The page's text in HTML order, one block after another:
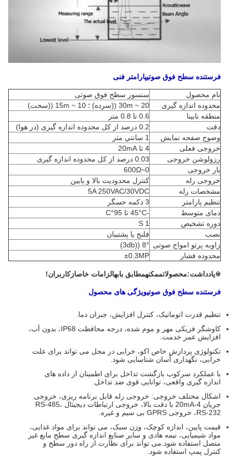
فرستنده سطح فوق صوتیپارامتر فنی
نام محصول
سنسور سطح فوق صوتی
محدوده اندازه گیری
20 ~ 30m ((سرده) ؛ 10 ~ 15m ((سخت)
منطقه نابینا
0.6 تا 0.8 متر
دقت
0.2 درصد از کل محدوده اندازه گیری (در هوا)
وضوح صفحه نمایش
خروجی فعلی
4 تا 20mA
رزولوشن خروجی
0.03 درصد از کل محدوده اندازه گیری
بار خروجی
0~600Ω
خروجی رله
کنترل محدودیت بالا و پایین
مشخصات رله
5A 250VAC/30VDC
تنظیم پارامتر
دمای متوسط
دوره تشخیص
نصب
فلنج یا پشتیبان
زاویه پرتو امواج صوتی
8° ((3db)
محدوده فشار
±0.3MP
※يادداشت:محصولاتممکنهمطابق بابهالزامات خاصازکاربران!
فرستنده سطح فوق صوتیویژگی های محصول
تنظیم قدرت اتوماتیک، کنترل افزایش، جبران دما.
کاوشگر فزیکی مهر و موم شده، درجه محافظت IP68، بدون آب،
افزایش عمر خدمت.
تکنولوژی پردازش خاص اکو، خرابی در محل می تواند برای علت
خرابی، نگهداری آسان شناسایی شود.
با عملکرد سرکوب بازگشت تداخل برای اطمینان از داده های
اندازه گیری واقعی، توانایی قوی ضد تداخل.
اشکال مختلف خروجی: خروجی رله قابل برنامه ریزی، خروجی
جریان 4-20mA با دقت بالا، خروجی ارتباطات دیجیتال RS-485،
RS-232، خروجی GPRS بی سیم و غیره.
قیمت پایین، اندازه کوچک، وزن سبک، می تواند برای مواد غذایی،
مواد شیمیایی، نیمه هادی و سایر صنایع اندازه گیری سطح مایع غیر
متصل استفاده شود.می تواند برای نظارت از راه دور سطح و
کنترل پمپ استفاده شود.